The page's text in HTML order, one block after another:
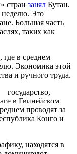
стран занял Бутан.
неделю. Это
Большая часть
таких как
где в среднем
Экономика этой
и ручного труда.
государство,
в Гвинейском
проводят за
Конго и
находятся в